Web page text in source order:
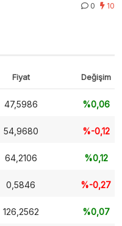
0 10
Fiyat Değişim
47,5986 %0,06
54,9680 %-0,12
64,2106 %0,12
0,5846 %-0,27
126,2562 %0,07